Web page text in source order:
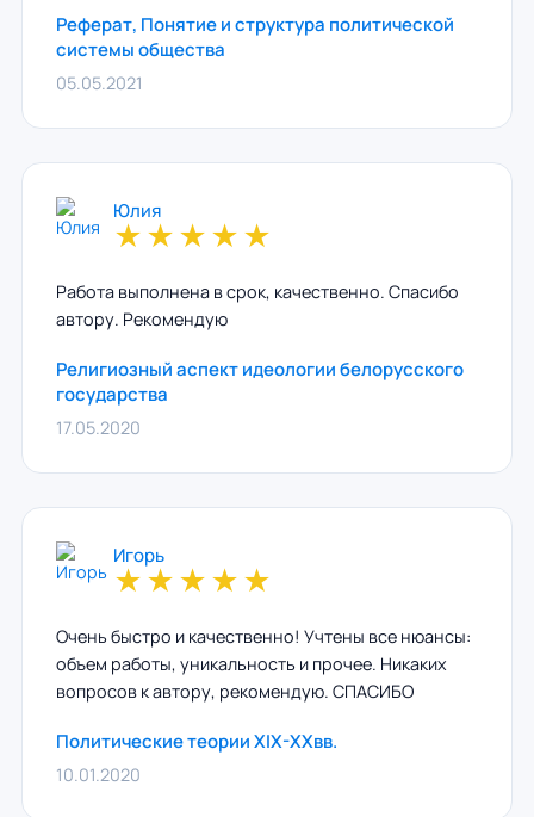
Реферат, Понятие и структура политической
системы общества
05.05.2021
Юлия
★★★★★
Работа выполнена в срок, качественно. Спасибо
автору. Рекомендую
Религиозный аспект идеологии белорусского
государства
17.05.2020
Игорь
★★★★★
Очень быстро и качественно! Учтены все нюансы:
объем работы, уникальность и прочее. Никаких
вопросов к автору, рекомендую. СПАСИБО
Политические теории XIX-XXвв.
10.01.2020